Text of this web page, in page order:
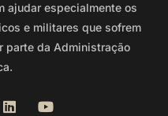
ajudar especialmente os
e militares que sofrem
parte da Administração